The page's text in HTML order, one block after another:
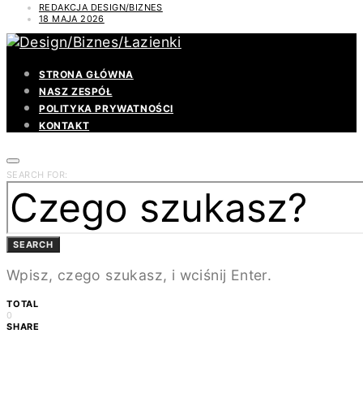
REDAKCJA DESIGN/BIZNES
18 MAJA 2026
STRONA GŁÓWNA
NASZ ZESPÓŁ
POLITYKA PRYWATNOŚCI
KONTAKT
SEARCH FOR:
SEARCH
Wpisz, czego szukasz, i wciśnij Enter.
TOTAL
0
SHARE